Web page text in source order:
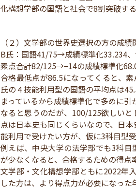
化構想学部の国語と社会で8割突破す
（２）文学部の世界史選択の方の成績
B氏：国語41/75→成績標準化33.234
素点合計82/125→−14の成績標準化
合格最低点が86.5になってくると、
氏の４技能利用型の国語の平均点は
まっているから成績標準化で多めに
なると思うのだが、100/125欲しい
点は日本史も同じくらいなので、日
能利用で受けたい方が、仮に3科目型
例えば、中央大学の法学部でも3科
が少なくなると、合格するための得点
文学部・文化構想学部ともに2022年
した方は、より得点力が必要になった